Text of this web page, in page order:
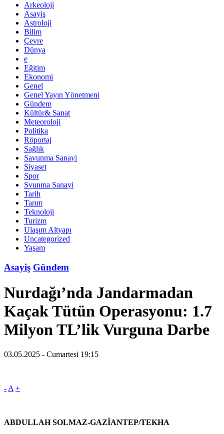
Arkeoloji
Asayiş
Astroloji
Bilim
Çevre
Dünya
e
Eğitim
Ekonomi
Genel
Genel Yayın Yönetmeni
Gündem
Kültür& Sanat
Meteoroloji
Politika
Röportaj
Sağlık
Savunma Sanayi
Siyaset
Spor
Svunma Sanayi
Tarih
Tarım
Teknoloji
Turizm
Ulaşım Altyapı
Uncategorized
Yaşam
Asayiş Gündem
Nurdağı’nda Jandarmadan
Kaçak Tütün Operasyonu: 1.7
Milyon TL’lik Vurguna Darbe
03.05.2025 - Cumartesi 19:15
- A +
ABDULLAH SOLMAZ-GAZİANTEP/TEKHA